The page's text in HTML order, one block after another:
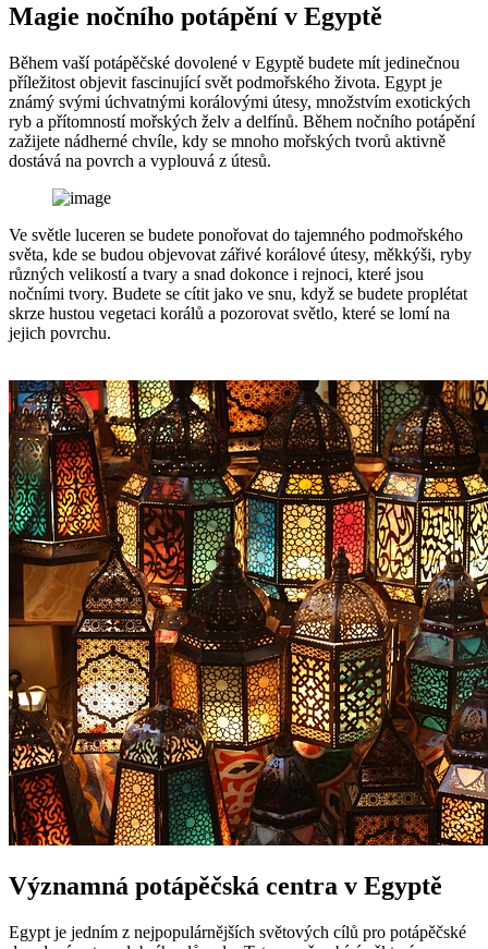
Magie nočního potápění v Egyptě
Během vaší potápěčské dovolené v Egyptě budete mít jedinečnou
příležitost objevit fascinující svět podmořského života. Egypt je
známý svými úchvatnými korálovými útesy, množstvím exotických
ryb a přítomností mořských želv a delfínů. Během nočního potápění
zažijete nádherné chvíle, kdy se mnoho mořských tvorů aktivně
dostává na povrch a vyplouvá z útesů.
Ve světle luceren se budete ponořovat do tajemného podmořského
světa, kde se budou objevovat zářivé korálové útesy, měkkýši, ryby
různých velikostí a tvary a snad dokonce i rejnoci, které jsou
nočními tvory. Budete se cítit jako ve snu, když se budete proplétat
skrze hustou vegetaci korálů a pozorovat světlo, které se lomí na
jejich povrchu.
Významná potápěčská centra v Egyptě
Egypt je jedním z nejpopulárnějších světových cílů pro potápěčské